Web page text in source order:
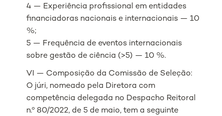
4 — Experiência profissional em entidades
financiadoras nacionais e internacionais — 10
%;
5 — Frequência de eventos internacionais
sobre gestão de ciência (>5) — 10 %.
VI — Composição da Comissão de Seleção:
O júri, nomeado pela Diretora com
competência delegada no Despacho Reitoral
n.º 80/2022, de 5 de maio, tem a seguinte